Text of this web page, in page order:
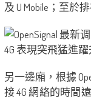
及 U Mobile；至於
另一邊廂，根據
接 4G 網絡的時間